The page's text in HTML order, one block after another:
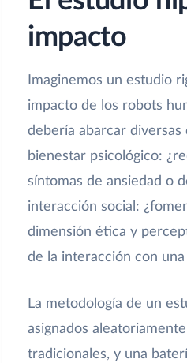
impacto
Imaginemos un estudio
impacto de los robots
debería abarcar diversas
bienestar psicológico:
síntomas de ansiedad o
interacción social:
dimensión ética y
de la interacción con
La metodología de un
asignados
tradicionales, y una